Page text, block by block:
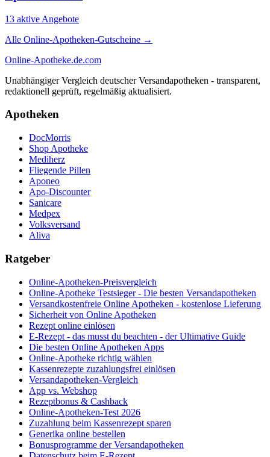
13 aktive Angebote
Alle Online-Apotheken-Gutscheine →
Online-Apotheke.de.com
Unabhängiger Vergleich deutscher Versandapotheken - transparent,
redaktionell geprüft, regelmäßig aktualisiert.
Apotheken
DocMorris
Shop Apotheke
Mediherz
Fliegende Pillen
Aponeo
Apo-Discounter
Sanicare
Medpex
Volksversand
Aliva
Ratgeber
Online-Apotheken-Preisvergleich
Online-Apotheke Testsieger - Die besten Versandapotheken
Versandkostenfreie Online Apotheken - kostenlose Lieferung
Sicherheit von Online Apotheken
Rezept online einlösen
E-Rezept - das musst du beachten - der Ultimative Guide
Die besten Online Apotheken Apps
Online-Apotheke richtig wählen
Kassenrezepte zuzahlungsfrei einlösen
Versandapotheken-Vergleich
App vs. Webshop
Rezeptbonus & Cashback
Online-Apotheken-Test 2026
Zuzahlung beim Kassenrezept sparen
Generika online bestellen
Bonusprogramme der Versandapotheken